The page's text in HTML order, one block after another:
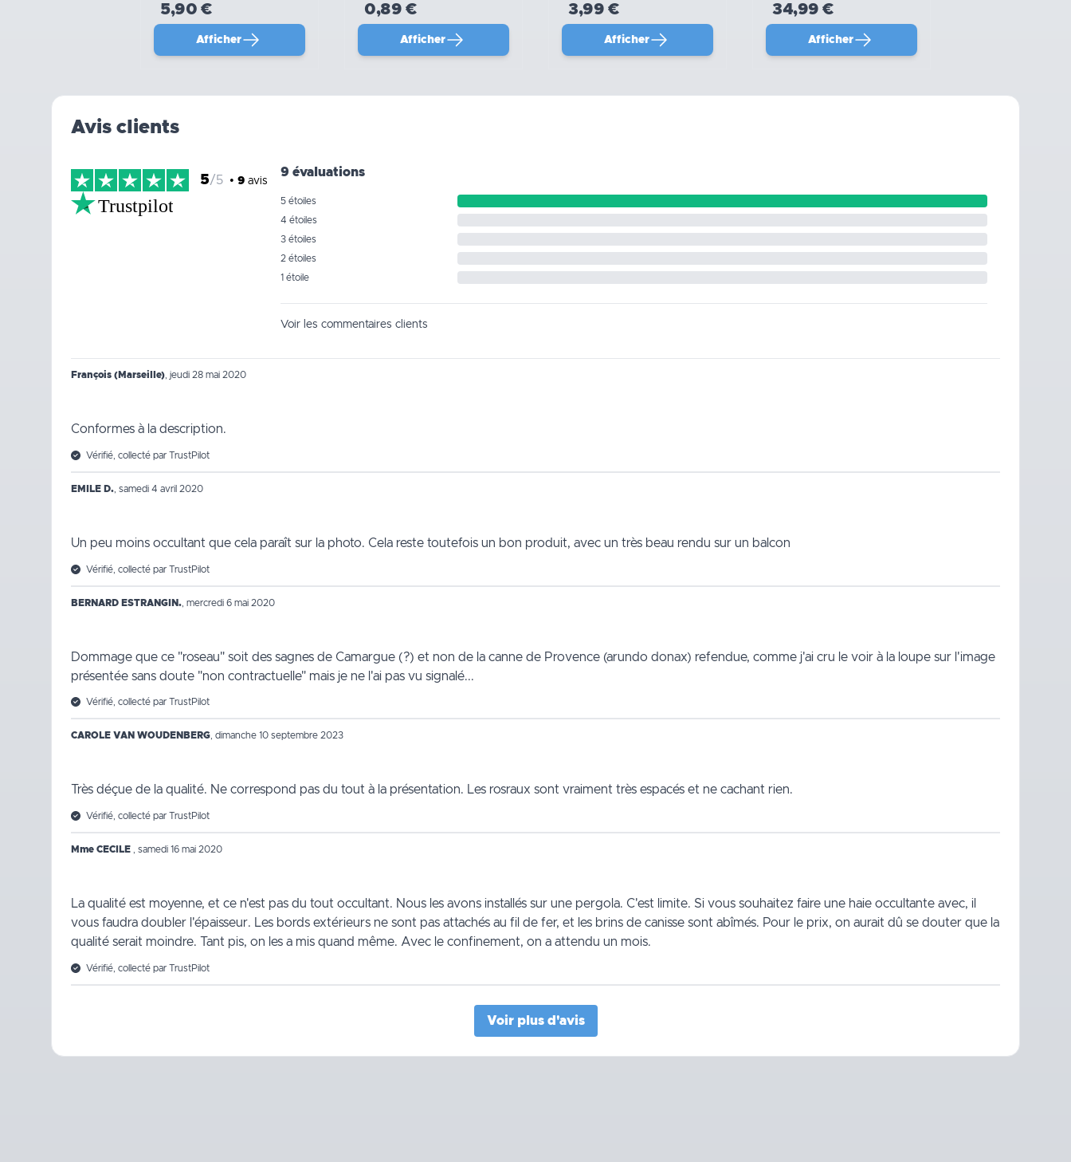
5,90 €
Afficher
0,89 €
Afficher
3,99 €
Afficher
34,99 €
Afficher
Avis clients
5/5 • 9 avis
Trustpilot
9 évaluations
5 étoiles
4 étoiles
3 étoiles
2 étoiles
1 étoile
Voir les commentaires clients
François (Marseille) jeudi 28 mai 2020
Conformes à la description.
Vérifié, collecté par TrustPilot
EMILE D. samedi 4 avril 2020
Un peu moins occultant que cela paraît sur la photo. Cela reste toutefois un bon produit, avec un très beau rendu sur un balcon
Vérifié, collecté par TrustPilot
BERNARD ESTRANGIN. mercredi 6 mai 2020
Dommage que ce "roseau" soit des sagnes de Camargue (?) et non de la canne de Provence (arundo donax) refendue, comme j'ai cru le voir à la loupe sur l'image
présentée sans doute "non contractuelle" mais je ne l'ai pas vu signalé...
Vérifié, collecté par TrustPilot
CAROLE VAN WOUDENBERG, dimanche 10 septembre 2023
Très déçue de la qualité. Ne correspond pas du tout à la présentation. Les rosraux sont vraiment très espacés et ne cachant rien.
Vérifié, collecté par TrustPilot
Mme CECILE samedi 16 mai 2020
La qualité est moyenne, et ce n'est pas du tout occultant. Nous les avons installés sur une pergola. C'est limite. Si vous souhaitez faire une haie occultante avec, il
vous faudra doubler l'épaisseur. Les bords extérieurs ne sont pas attachés au fil de fer, et les brins de canisse sont abîmés. Pour le prix, on aurait dû se douter que la
qualité serait moindre. Tant pis, on les a mis quand même. Avec le confinement, on a attendu un mois.
Vérifié, collecté par TrustPilot
Voir plus d'avis